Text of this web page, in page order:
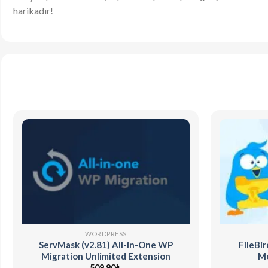
harikadır!
WORDPRESS
ServMask (v2.81) All-in-One WP
Migration Unlimited Extension